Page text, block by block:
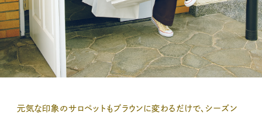
元気な印象のサロペットもブラウンに変わるだけで、シーズン